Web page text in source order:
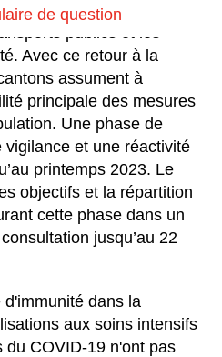
de question
et l’abandon du port
publics et les
Avec ce retour à la
assument à
principale des mesures
Une phase de
et une réactivité
printemps 2023. Le
objectifs et la répartition
cette phase dans un
jusqu’au 22
dans la
aux soins intensifs
du COVID-19 n'ont pas